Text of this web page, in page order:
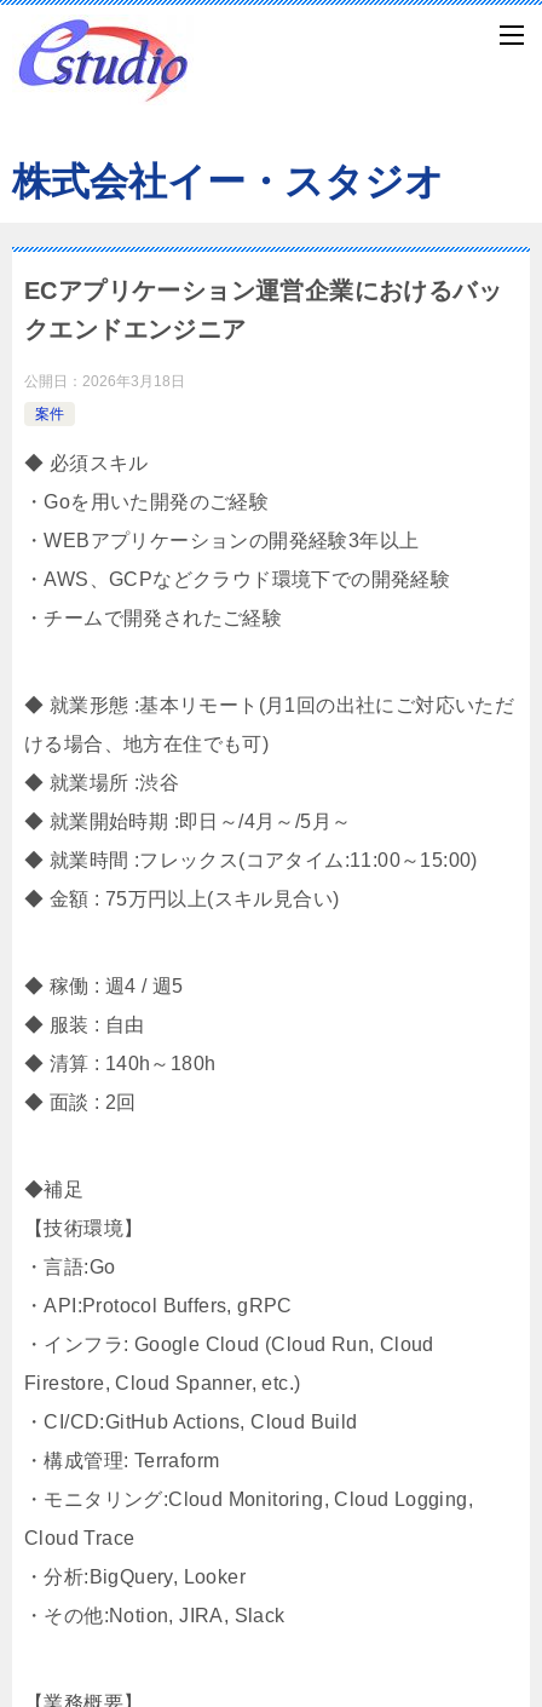
株式会社イー・スタジオ
ECアプリケーション運営企業におけるバッ
クエンドエンジニア
公開日： 2026年3月18日
案件
◆ 必須スキル
・Goを用いた開発のご経験
・WEBアプリケーションの開発経験3年以上
・AWS、GCPなどクラウド環境下での開発経験
・チームで開発されたご経験
◆ 就業形態 :基本リモート(月1回の出社にご対応いただ
ける場合、地方在住でも可)
◆ 就業場所 :渋谷
◆ 就業開始時期 :即日～/4月～/5月～
◆ 就業時間 :フレックス(コアタイム:11:00～15:00)
◆ 金額 : 75万円以上(スキル見合い)
◆ 稼働 : 週4 / 週5
◆ 服装 : 自由
◆ 清算 : 140h～180h
◆ 面談 : 2回
◆補足
【技術環境】
・言語:Go
・API:Protocol Buffers, gRPC
・インフラ: Google Cloud (Cloud Run, Cloud
Firestore, Cloud Spanner, etc.​)​
・CI/CD:GitHub Actions, Cloud Build
・構成管理: Terraform
・モニタリング:Cloud Monitoring, Cloud Logging,
Cloud Trace
・分析:BigQuery, Looker
・その他:Notion, JIRA, Slack
【業務概要】